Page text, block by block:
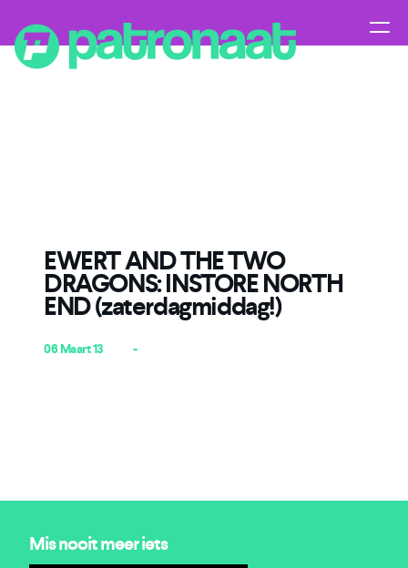
EWERT AND THE TWO
DRAGONS: INSTORE NORTH
END (zaterdagmiddag!)
06 Maart 13 -
Mis nooit meer iets